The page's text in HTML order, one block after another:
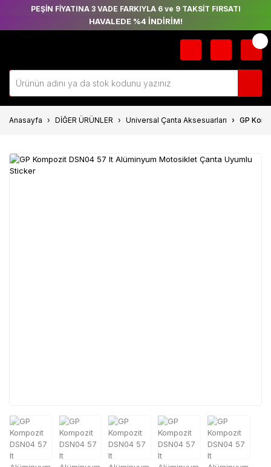
PEŞİN FİYATINA 3 VADE FARKIYLA 6 ve 9 TAKSİT FIRSATI
HAVALEDE %4 İNDİRİM!
Anasayfa DİĞER ÜRÜNLER Universal Çanta Aksesuarları GP